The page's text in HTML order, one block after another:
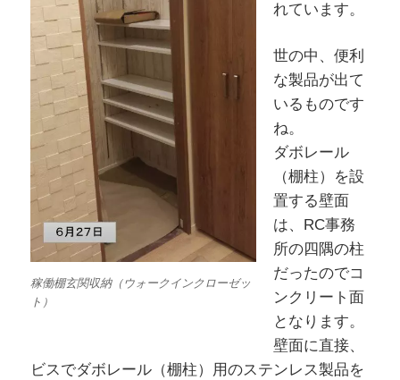
稼働棚玄関収納（ウォークインクローゼッ
ト）
れています。
世の中、便利
な製品が出て
いるものです
ね。
ダボレール
（棚柱）を設
置する壁面
は、RC事務
所の四隅の柱
だったのでコ
ンクリート面
となります。
壁面に直接、
ビスでダボレール（棚柱）用のステンレス製品を